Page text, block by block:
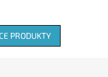
PRODUKTY